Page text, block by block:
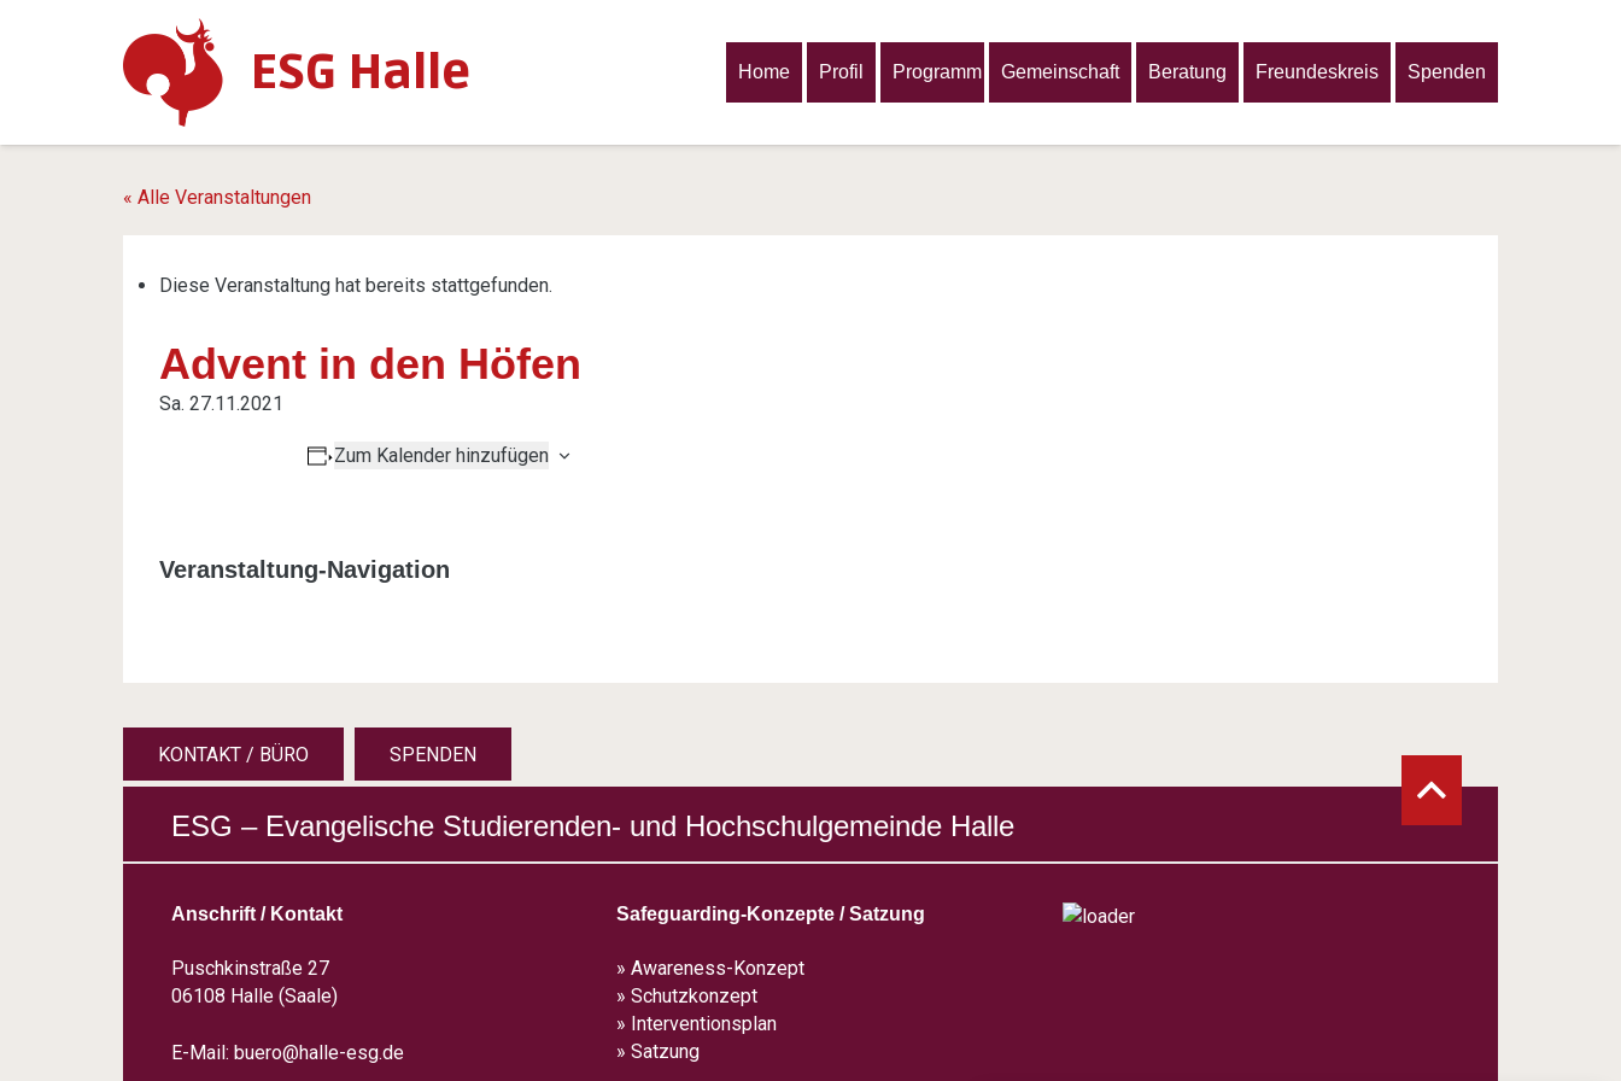
ESG Halle Home Profil Programm Gemeinschaft Beratung Freundeskreis Spenden
« Alle Veranstaltungen
Diese Veranstaltung hat bereits stattgefunden.
Advent in den Höfen
Sa. 27.11.2021
Zum Kalender hinzufügen
Veranstaltung-Navigation
KONTAKT / BÜRO SPENDEN
ESG – Evangelische Studierenden- und Hochschulgemeinde Halle
Anschrift / Kontakt
Puschkinstraße 27
06108 Halle (Saale)
E-Mail: buero@halle-esg.de
Safeguarding-Konzepte / Satzung
» Awareness-Konzept
» Schutzkonzept
» Interventionsplan
» Satzung